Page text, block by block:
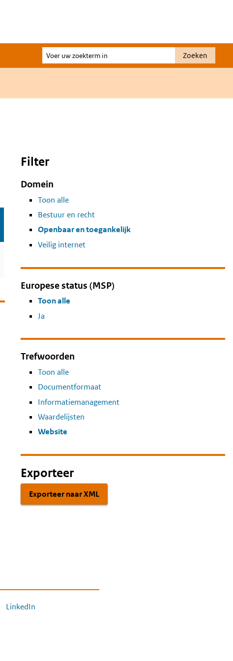
Voer
uw
Zoeken
Filter
Domein
Toon alle
Bestuur en recht
Openbaar en toegankelijk
Veilig internet
Europese status (MSP)
Toon alle
Ja
Trefwoorden
Toon alle
Documentformaat
Informatiemanagement
Waardelijsten
Website
Exporteer
Exporteer naar XML
LinkedIn